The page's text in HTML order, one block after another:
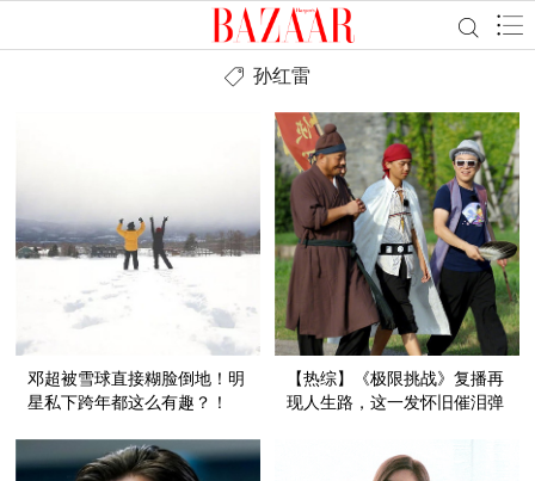
孙红雷
邓超被雪球直接糊脸倒地！明
星私下跨年都这么有趣？！
【热综】《极限挑战》复播再
现人生路，这一发怀旧催泪弹